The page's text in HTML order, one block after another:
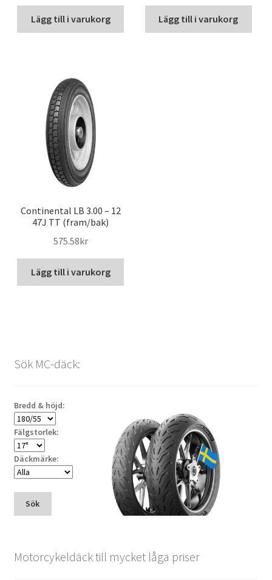
Lägg till i varukorg Lägg till i varukorg
Continental LB 3.00 – 12
47J TT (fram/bak)
575.58kr
Lägg till i varukorg
Sök MC-däck:
Bredd & höjd:
Fälgstorlek:
Däckmärke:
Sök
Motorcykeldäck till mycket låga priser